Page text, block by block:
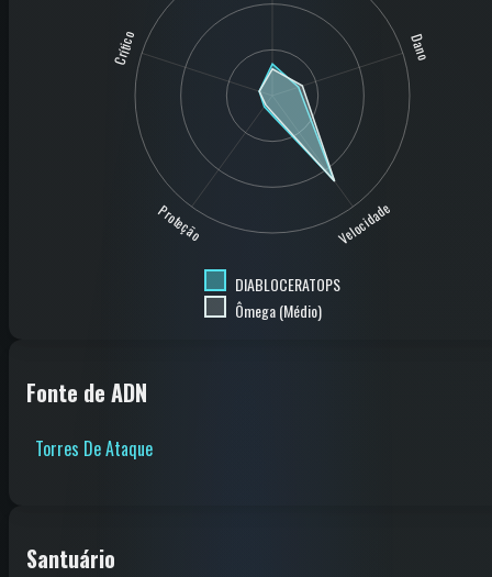
Dano
Velocidade
Proteção
Crítico
DIABLOCERATOPS
Ômega (Médio)
Fonte de ADN
Torres De Ataque
Santuário